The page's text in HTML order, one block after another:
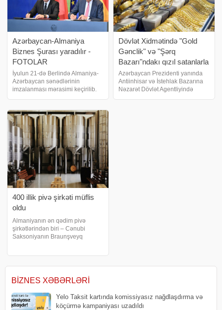
Azərbaycan-Almaniya
Biznes Şurası yaradılır -
FOTOLAR
İyulun 21-də Berlində Almaniya-
Azərbaycan sənədlərinin
imzalanması mərasimi keçirilib.
Əliyev və Almaniya Federativ
Respublikasının Federal Kansleri
Fridrix Mert
Dövlət Xidmətində "Gold
Gənclik" və "Şərq
Bazarı"ndakı qızıl satanlarla
görüş keçirilib
Azərbaycan Prezidenti yanında
Antiinhisar və İstehlak Bazarına
Nəzarət Dövlət Agentliyində
400 illik pivə şirkəti müflis
oldu
Almaniyanın ən qədim pivə
şirkətlərindən biri – Cənubi
Saksoniyanın Braunşveyq
xəbərləri portalı "Bild"ə istinadə
BIZNES XƏBƏRLƏRI
Yelo Taksit kartında komissiyasız nağdlaşdırma və
köçürmə kampaniyası uzadıldı